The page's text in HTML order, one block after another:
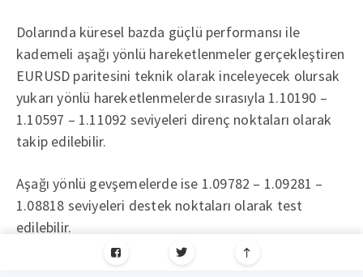
Dolarında küresel bazda güçlü performansı ile
kademeli aşağı yönlü hareketlenmeler gerçekleştiren
EURUSD paritesini teknik olarak inceleyecek olursak
yukarı yönlü hareketlenmelerde sırasıyla 1.10190 –
1.10597 – 1.11092 seviyeleri direnç noktaları olarak
takip edilebilir.
Aşağı yönlü gevşemelerde ise 1.09782 – 1.09281 –
1.08818 seviyeleri destek noktaları olarak test
edilebilir.